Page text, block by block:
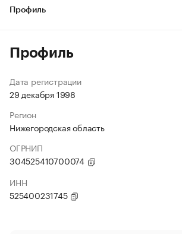
Профиль
Профиль
Дата регистрации
29 декабря 1998
Регион
Нижегородская область
ОГРНИП
304525410700074
ИНН
525400231745